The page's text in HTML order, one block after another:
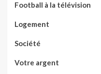
Football à la télévision
Logement
Société
Votre argent